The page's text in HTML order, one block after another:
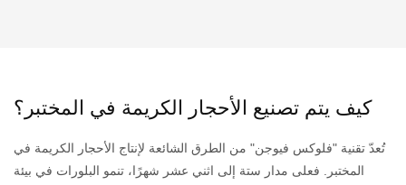
كيف يتم تصنيع الأحجار الكريمة في المختبر؟
تُعدّ تقنية "فلوكس فيوجن" من الطرق الشائعة لإنتاج الأحجار الكريمة في
المختبر. فعلى مدار ستة إلى اثني عشر شهرًا، تنمو البلورات في بيئة